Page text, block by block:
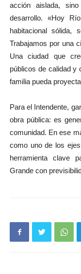
acción aislada,
desarrollo. «Hoy
habitacional sólida,
Trabajamos por una
Una ciudad que
públicos de calidad y
familia pueda
Para el Intendente,
obra pública: es
comunidad. En ese
como uno de los
herramienta clave
Grande con